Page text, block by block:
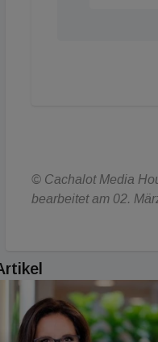
© Cachalot Media
bearbeitet am 02.